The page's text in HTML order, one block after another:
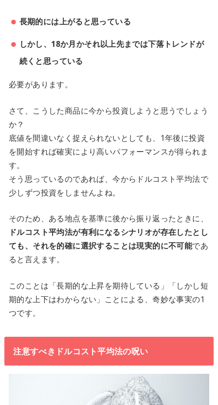
長期的には上がると思っている
しかし、18か月かそれ以上先までは下落トレンドが
続くと思っている
必要があります。
さて、こうした商品に今から投資しようと思うでしょう
か？
底値を間違いなく捉えられないとしても、1年後に投資
を開始すれば確実により高いパフォーマンスが得られま
す。
そう思っているのであれば、今からドルコスト平均法で
少しずつ投資をしませんよね。
そのため、ある地点を基準に後から振り返ったときに、
ドルコスト平均法が有利になるシナリオが存在したとし
ても、それを的確に選択することは現実的に不可能であ
ると言えます。
このことは「長期的な上昇を期待している」「しかし短
期的な上下はわからない」ことによる、奇妙な事実の1
つです。
注意すべきドルコスト平均法の呪い